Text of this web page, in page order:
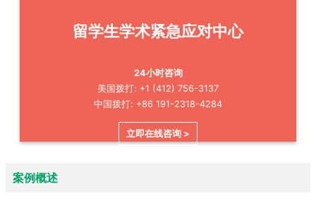
留学生学术紧急应对中心
24小时咨询
美国拨打: +1 (412) 756-3137
中国拨打: +86 191-2318-4284
立即在线咨询 >
案例概述